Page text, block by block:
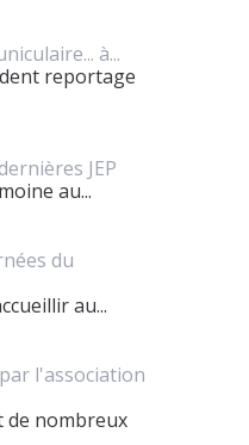
à...
reportage
JEP
au...
du
au...
l'association
de nombreux